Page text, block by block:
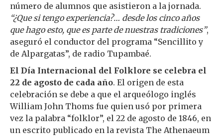
número de alumnos que asistieron a la jornada.
“¿Que si tengo experiencia?… desde los cinco años
que hago esto, que es parte de nuestras tradiciones”,
aseguró el conductor del programa “Sencillito y
de Alpargatas”, de radio Tupambaé.
El Día Internacional del Folklore se celebra el
22 de agosto de cada año. El origen de esta
celebración se debe a que el arqueólogo inglés
William John Thoms fue quien usó por primera
vez la palabra “folklor”, el 22 de agosto de 1846, en
un escrito publicado en la revista The Athenaeum